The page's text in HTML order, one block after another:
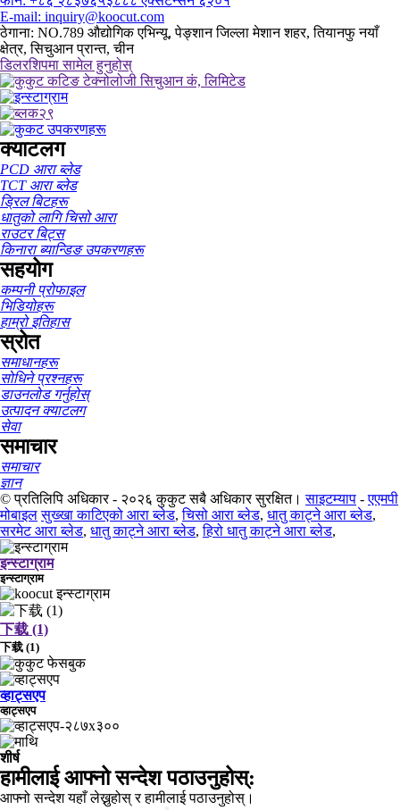
E-mail: inquiry@koocut.com
ठेगाना: NO.789 औद्योगिक एभिन्यू, पेङ्शान जिल्ला मेशान शहर, तियानफु नयाँ
क्षेत्र, सिचुआन प्रान्त, चीन
डिलरशिपमा सामेल हुनुहोस्
क्याटलग
PCD आरा ब्लेड
TCT आरा ब्लेड
ड्रिल बिटहरू
धातुको लागि चिसो आरा
राउटर बिट्स
किनारा ब्यान्डिङ उपकरणहरू
सहयोग
कम्पनी प्रोफाइल
भिडियोहरू
हाम्रो इतिहास
स्रोत
समाधानहरू
सोधिने प्रश्नहरू
डाउनलोड गर्नुहोस्
उत्पादन क्याटलग
सेवा
समाचार
समाचार
ज्ञान
© प्रतिलिपि अधिकार - २०२६ कुकुट सबै अधिकार सुरक्षित। साइटम्याप -एएमपी
मोबाइल सुख्खा काटिएको आरा ब्लेड,चिसो आरा ब्लेड, धातु काट्ने आरा ब्लेड,
सरमेट आरा ब्लेड, धातु काट्ने आरा ब्लेड,हिरो धातु काट्ने आरा ब्लेड,
इन्स्टाग्राम
इन्स्टाग्राम
下载 (1)
下载 (1)
व्हाट्सएप
व्हाट्सएप
शीर्ष
हामीलाई आफ्नो सन्देश पठाउनुहोस्:
आफ्नो सन्देश यहाँ लेख्नुहोस् र हामीलाई पठाउनुहोस्।